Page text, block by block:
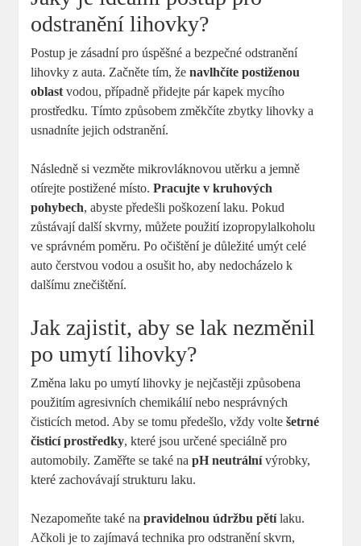
odstranění lihovky?
Postup je zásadní pro úspěšné a bezpečné odstranění
lihovky z auta. Začněte tím, ženavlhčíte postiženou
oblast vodou, případně přidejte pár kapek mycího
prostředku. Tímto způsobem změkčíte zbytky lihovky a
usnadníte jejich odstranění.
Následně si vezměte mikrovláknovou utěrku a jemně
otírejte postižené místo.Pracujte v kruhových
pohybech, abyste předešli poškození laku. Pokud
zůstávají další skvrny, můžete použití izopropylalkoholu
ve správném poměru. Po očištění je důležité umýt celé
auto čerstvou vodou a osušit ho, aby nedocházelo k
dalšímu znečištění.
Jak zajistit, aby se lak nezměnil
po umytí lihovky?
Změna laku po umytí lihovky je nejčastěji způsobena
použitím agresivních chemikálií nebo nesprávných
čisticích metod. Aby se tomu předešlo, vždy voltešetrné
čisticí prostředky, které jsou určené speciálně pro
automobily. Zaměřte se také napH neutrálnívýrobky,
které zachovávají strukturu laku.
Nezapomeňte také napravidelnou údržbu pětílaku.
Ačkoli je to zajímavá technika pro odstranění skvrn,